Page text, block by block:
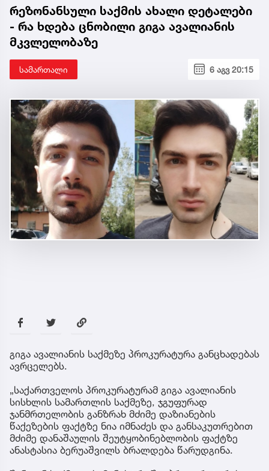
რეზონანსული საქმის ახალი დეტალები
- რა ხდება ცნობილი გიგა ავალიანის
მკვლელობაზე
სამართალი 6 აგვ 20:15
გიგა ავალიანის საქმეზე პროკურატურა განცხადებას
ავრცელებს.
„საქართველოს პროკურატურამ გიგა ავალიანის
სისხლის სამართლის საქმეზე, ჯგუფურად
ჯანმრთელობის განზრახ მძიმე დაზიანების
წაქეზების ფაქტზე ნია იმნაძეს და განსაკუთრებით
მძიმე დანაშაულის შეუტყობინებლობის ფაქტზე
ანასტასია ბერუაშვილს ბრალდება წარუდგინა.